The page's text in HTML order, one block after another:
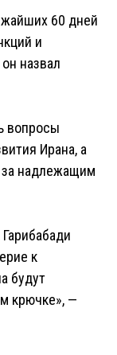
60 дней
и
назвал
вопросы
Ирана, а
за надлежащим
к
будут
крючке», —